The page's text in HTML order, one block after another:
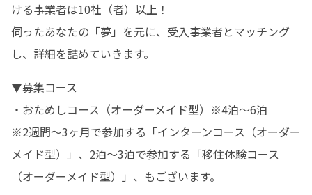
ける事業者は10社（者）以上！
伺ったあなたの「夢」を元に、受入事業者とマッチング
し、詳細を詰めていきます。
▼募集コース
・おためしコース（オーダーメイド型）※4泊～6泊
※2週間～3ヶ月で参加する「インターンコース（オーダー
メイド型）」、2泊～3泊で参加する「移住体験コース
（オーダーメイド型）」、もございます。